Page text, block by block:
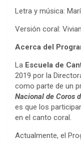
Letra y música:
Versión coral:
Acerca del
La Escuela de
2019 por la
como parte de un
Nacional de Coros
es que los
en el canto coral.
Actualmente, el